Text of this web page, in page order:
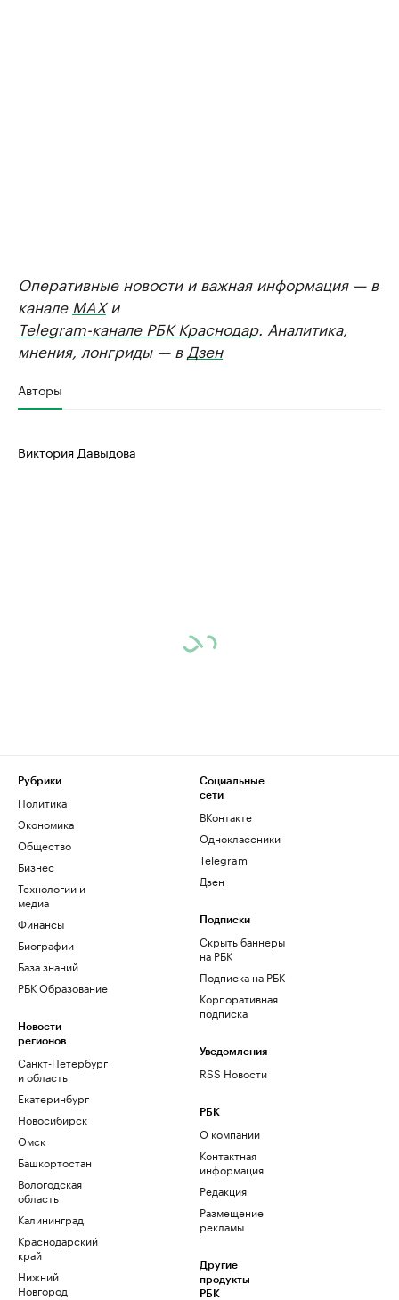
Оперативные новости и важная информация — в
канале MAXи
Telegram-канале РБК Краснодар. Аналитика,
мнения, лонгриды — в Дзен
Авторы
Виктория Давыдова
Рубрики
Политика
Экономика
Общество
Бизнес
Технологии и
медиа
Финансы
Биографии
База знаний
РБК Образование
Новости
регионов
Санкт-Петербург
и область
Екатеринбург
Новосибирск
Омск
Башкортостан
Вологодская
область
Калининград
Краснодарский
край
Нижний
Новгород
Социальные
сети
ВКонтакте
Одноклассники
Telegram
Дзен
Подписки
Скрыть баннеры
на РБК
Подписка на РБК
Корпоративная
подписка
Уведомления
RSS Новости
РБК
О компании
Контактная
информация
Редакция
Размещение
рекламы
Другие
продукты
РБК